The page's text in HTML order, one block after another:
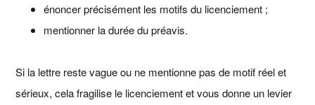
énoncer précisément les motifs du licenciement ;
mentionner la durée du préavis.
Si la lettre reste vague ou ne mentionne pas de motif réel et
sérieux, cela fragilise le licenciement et vous donne un levier